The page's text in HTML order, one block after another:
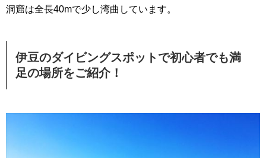
洞窟は全長40mで少し湾曲しています。
伊豆のダイビングスポットで初心者でも満
足の場所をご紹介！